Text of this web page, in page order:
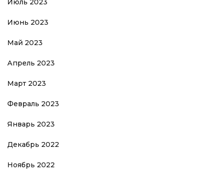
Июль 2023
Июнь 2023
Май 2023
Апрель 2023
Март 2023
Февраль 2023
Январь 2023
Декабрь 2022
Ноябрь 2022